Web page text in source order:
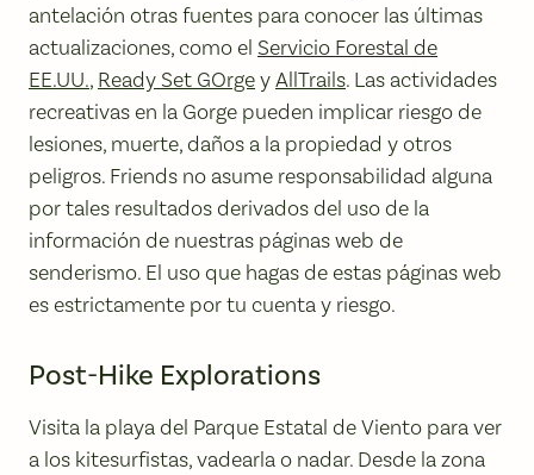
antelación otras fuentes para conocer las últimas
actualizaciones, como el Servicio Forestal de
EE.UU., Ready Set GOrgeyAllTrails. Las actividades
recreativas en la Gorge pueden implicar riesgo de
lesiones, muerte, daños a la propiedad y otros
peligros. Friends no asume responsabilidad alguna
por tales resultados derivados del uso de la
información de nuestras páginas web de
senderismo. El uso que hagas de estas páginas web
es estrictamente por tu cuenta y riesgo.
Post-Hike Explorations
Visita la playa del Parque Estatal de Viento para ver
a los kitesurfistas, vadearla o nadar. Desde la zona